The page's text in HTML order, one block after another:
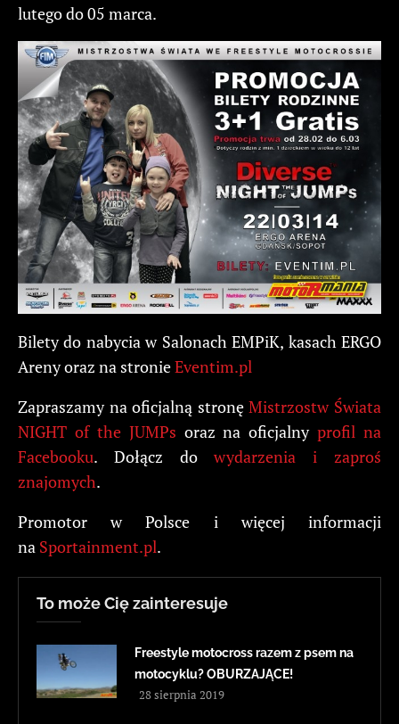
lutego do 05 marca.
Bilety do nabycia w Salonach EMPiK, kasach ERGO
Areny oraz na stronieEventim.pl
Zapraszamy na oficjalną stronęMistrzostw Świata
NIGHT of the JUMPs oraz na oficjalnyprofil na
Facebooku. Dołącz dowydarzenia i zaproś
znajomych.
Promotor w Polsce i więcej informacji
na Sportainment.pl.
To może Cię zainteresuje
Freestyle motocross razem z psem na
motocyklu? OBURZAJĄCE!
28 sierpnia 2019